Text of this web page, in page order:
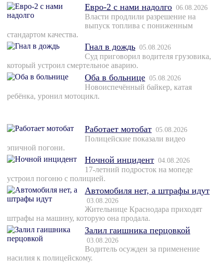
Евро-2 с нами надолго 06.08.2026
Власти продлили разрешение на
выпуск топлива с пониженным
стандартом качества.
Гнал в дождь 05.08.2026
Суд приговорил водителя грузовика,
который устроил смертельное аварию.
Оба в больнице 05.08.2026
Новоиспечённый байкер, катая
ребёнка, уронил мотоцикл.
Работает мотобат 05.08.2026
Полицейские показали видео
эпичной погони.
Ночной инцидент 04.08.2026
17-летний подросток на мопеде
устроил погоню с полицией.
Автомобиля нет, а штрафы идут
03.08.2026
Жительнице Краснодара приходят
штрафы на машину, которую она продала.
Залил гаишника перцовкой
03.08.2026
Водитель осужден за применение
насилия к полицейскому.